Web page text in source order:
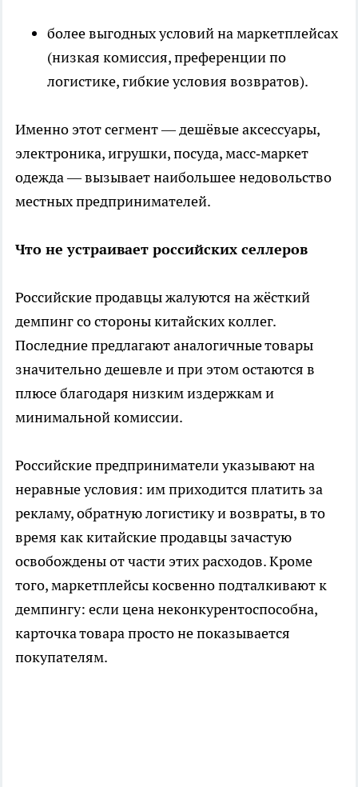
более выгодных условий на маркетплейсах
(низкая комиссия, преференции по
логистике, гибкие условия возвратов).
Именно этот сегмент — дешёвые аксессуары,
электроника, игрушки, посуда, масс‑маркет
одежда — вызывает наибольшее недовольство
местных предпринимателей.
Что не устраивает российских селлеров
Российские продавцы жалуются на жёсткий
демпинг со стороны китайских коллег.
Последние предлагают аналогичные товары
значительно дешевле и при этом остаются в
плюсе благодаря низким издержкам и
минимальной комиссии.
Российские предприниматели указывают на
неравные условия: им приходится платить за
рекламу, обратную логистику и возвраты, в то
время как китайские продавцы зачастую
освобождены от части этих расходов. Кроме
того, маркетплейсы косвенно подталкивают к
демпингу: если цена неконкурентоспособна,
карточка товара просто не показывается
покупателям.